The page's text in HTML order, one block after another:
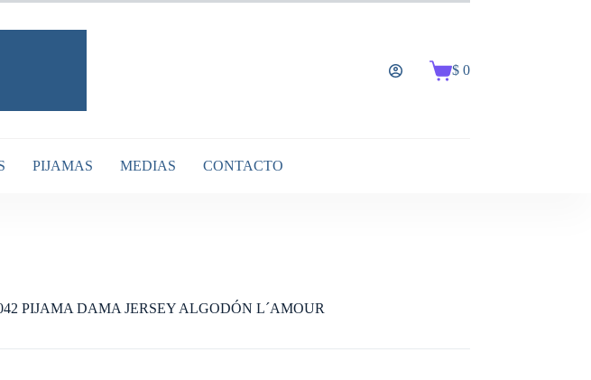
Carro
$0
PIJAMAS MEDIAS CONTACTO
PIJAMA DAMA JERSEY ALGODÓN L´AMOUR